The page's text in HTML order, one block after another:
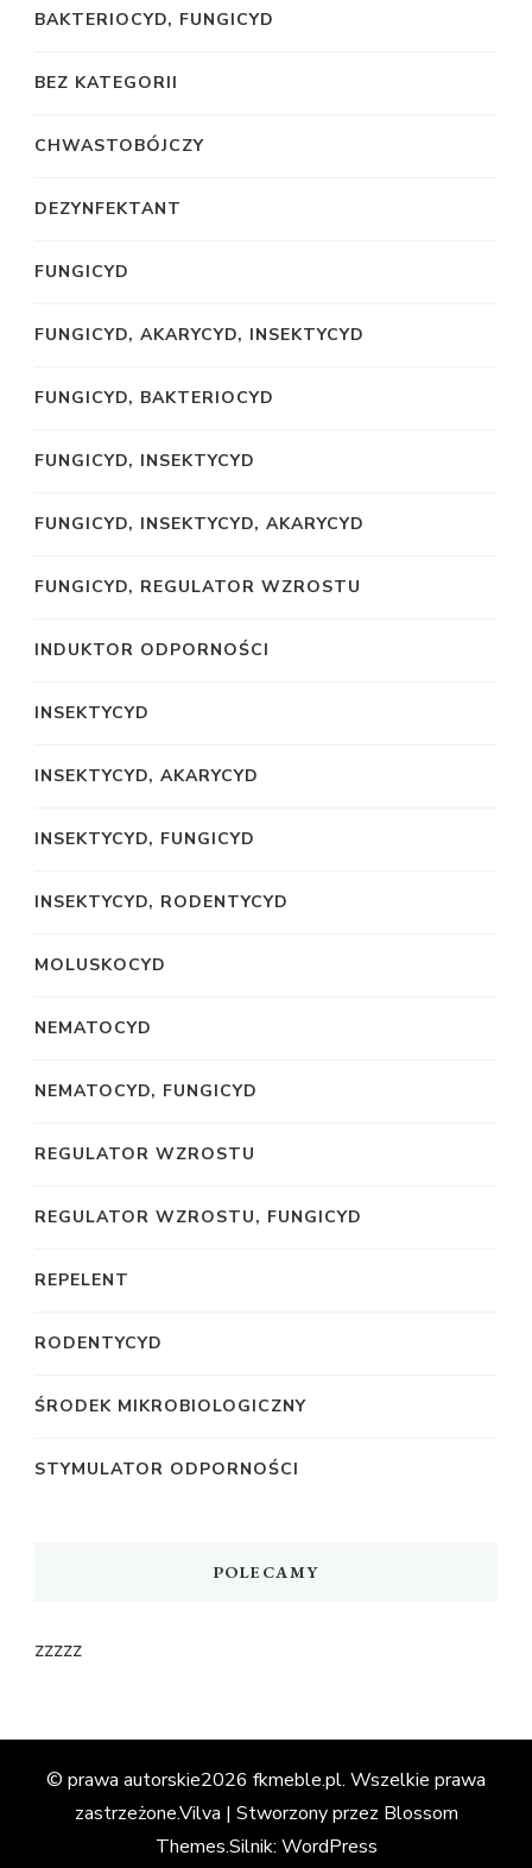
BAKTERIOCYD, FUNGICYD
BEZ KATEGORII
CHWASTOBÓJCZY
DEZYNFEKTANT
FUNGICYD
FUNGICYD, AKARYCYD, INSEKTYCYD
FUNGICYD, BAKTERIOCYD
FUNGICYD, INSEKTYCYD
FUNGICYD, INSEKTYCYD, AKARYCYD
FUNGICYD, REGULATOR WZROSTU
INDUKTOR ODPORNOŚCI
INSEKTYCYD
INSEKTYCYD, AKARYCYD
INSEKTYCYD, FUNGICYD
INSEKTYCYD, RODENTYCYD
MOLUSKOCYD
NEMATOCYD
NEMATOCYD, FUNGICYD
REGULATOR WZROSTU
REGULATOR WZROSTU, FUNGICYD
REPELENT
RODENTYCYD
ŚRODEK MIKROBIOLOGICZNY
STYMULATOR ODPORNOŚCI
POLECAMY
zzzzz
© prawa autorskie2026 fkmeble.pl. Wszelkie prawa
zastrzeżone.Vilva | Stworzony przez Blossom
Themes.Silnik: WordPress